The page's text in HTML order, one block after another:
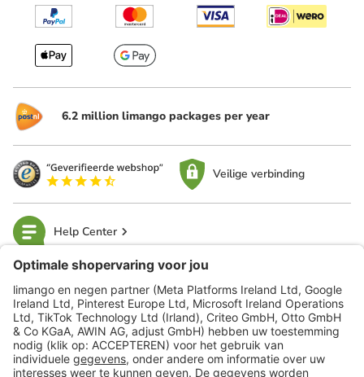
6.2 million limango packages per year
Veilige verbinding
Help Center
limango
Veilig winkelen
Klantenservice